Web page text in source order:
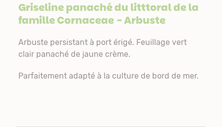
Griseline panaché du litttoral de la
familleCornaceae- Arbuste
Arbuste persistant à port érigé. Feuillage vert
clair panaché de jaune crème.
Parfaitement adapté à la culture de bord de mer.